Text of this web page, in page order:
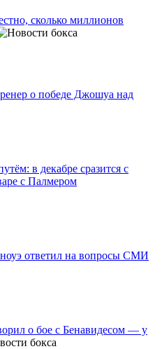
сколько миллионов
о победе Джошуа над
в декабре сразится с
с Палмером
ответил на вопросы СМИ
о бое с Бенавидесом — у